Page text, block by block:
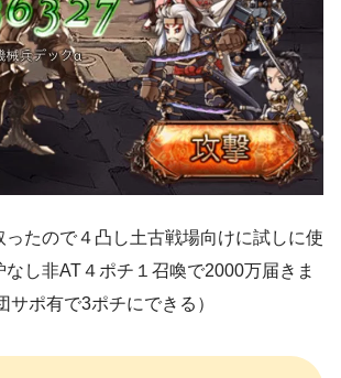
ったので４凸し土古戦場向けに試しに使
なし非AT４ポチ１召喚で2000万届きま
サポ有で3ポチにできる）